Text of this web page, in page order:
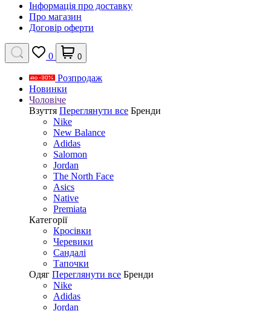
Інформація про доставку
Про магазин
Договір оферти
0 0
Розпродаж
Новинки
Чоловіче
Взуття Переглянути все Бренди
Nike
New Balance
Adidas
Salomon
Jordan
The North Face
Asics
Native
Premiata
Категорії
Кросівки
Черевики
Сандалі
Tапочки
Одяг Переглянути все Бренди
Nike
Adidas
Jordan